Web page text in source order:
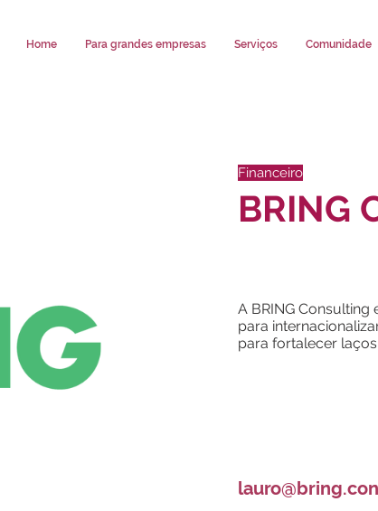
Home Para grandes empresas Serviços Comunidade
Financeiro
BRING
A BRING
para
para fortalecer